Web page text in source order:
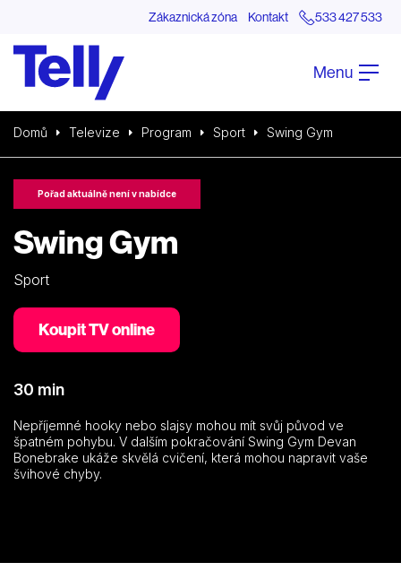
Zákaznická zóna Kontakt 533 427 533
Menu
Domů Televize Program Sport Swing Gym
Pořad aktuálně není v nabídce
Swing Gym
Sport
Koupit TV online
30 min
Nepříjemné hooky nebo slajsy mohou mít svůj původ ve
špatném pohybu. V dalším pokračování Swing Gym Devan
Bonebrake ukáže skvělá cvičení, která mohou napravit vaše
švihové chyby.